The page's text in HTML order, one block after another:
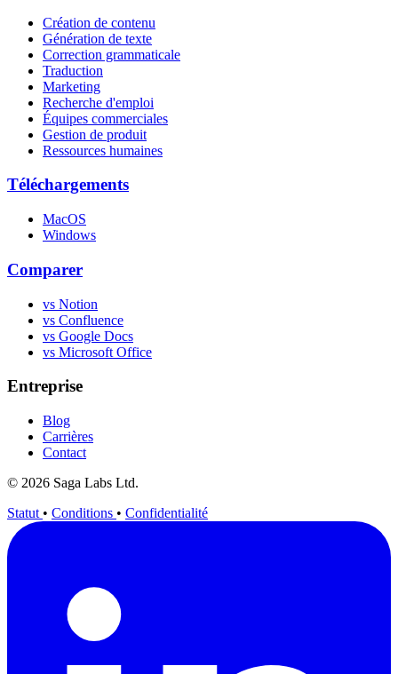
Création de contenu
Génération de texte
Correction grammaticale
Traduction
Marketing
Recherche d'emploi
Équipes commerciales
Gestion de produit
Ressources humaines
Téléchargements
MacOS
Windows
Comparer
vs Notion
vs Confluence
vs Google Docs
vs Microsoft Office
Entreprise
Blog
Carrières
Contact
© 2026 Saga Labs Ltd.
Statut • Conditions • Confidentialité